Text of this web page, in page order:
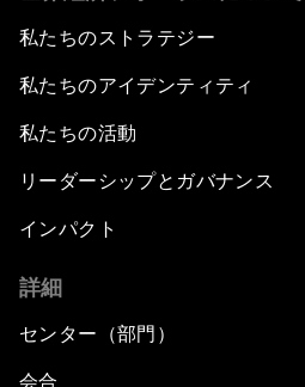
私たちのストラテジー
私たちのアイデンティティ
私たちの活動
リーダーシップとガバナンス
インパクト
詳細
センター（部門）
会合